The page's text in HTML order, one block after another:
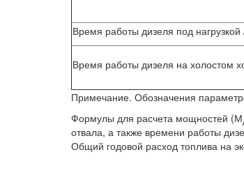
Время работы дизеля под нагрузкой
Время работы дизеля на холостом
Примечание. Обозначения
Формулы для расчета мощностей (М
отвала, а также времени работы
Общий годовой расход топлива на